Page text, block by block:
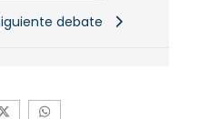
debate